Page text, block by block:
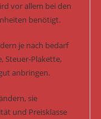
vor allem bei den
benötigt.
je nach bedarf
Steuer-Plakette,
anbringen.
sie
und Preisklasse